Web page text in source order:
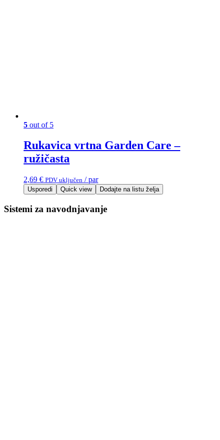
5 out of 5
Rukavica vrtna Garden Care –
ružičasta
2,69 € PDV uključen / par
Usporedi Quick view Dodajte na listu želja
Sistemi za navodnjavanje